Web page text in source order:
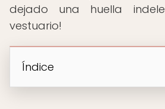
dejado una huella
vestuario!
Índice